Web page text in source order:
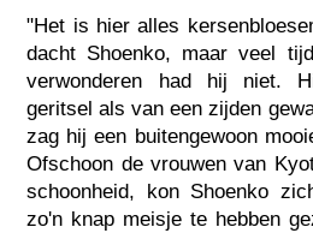
"Het is hier alles
dacht Shoenko, maar veel
verwonderen had hij niet.
geritsel als van een zijden
zag hij een buitengewoon
Ofschoon de vrouwen van
schoonheid, kon Shoenko
zo'n knap meisje te hebben